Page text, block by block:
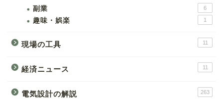
副業 6
趣味・娯楽 1
現場の工具 11
経済ニュース 11
電気設計の解説 263